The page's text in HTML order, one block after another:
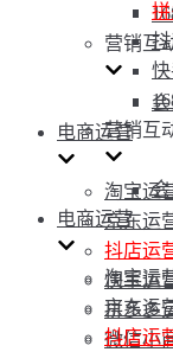
营销互
电商运营
淘宝运
京东运
抖店运
快手运
拼多多
微信小
营销互
电商运营
淘宝运
京东运
抖店运